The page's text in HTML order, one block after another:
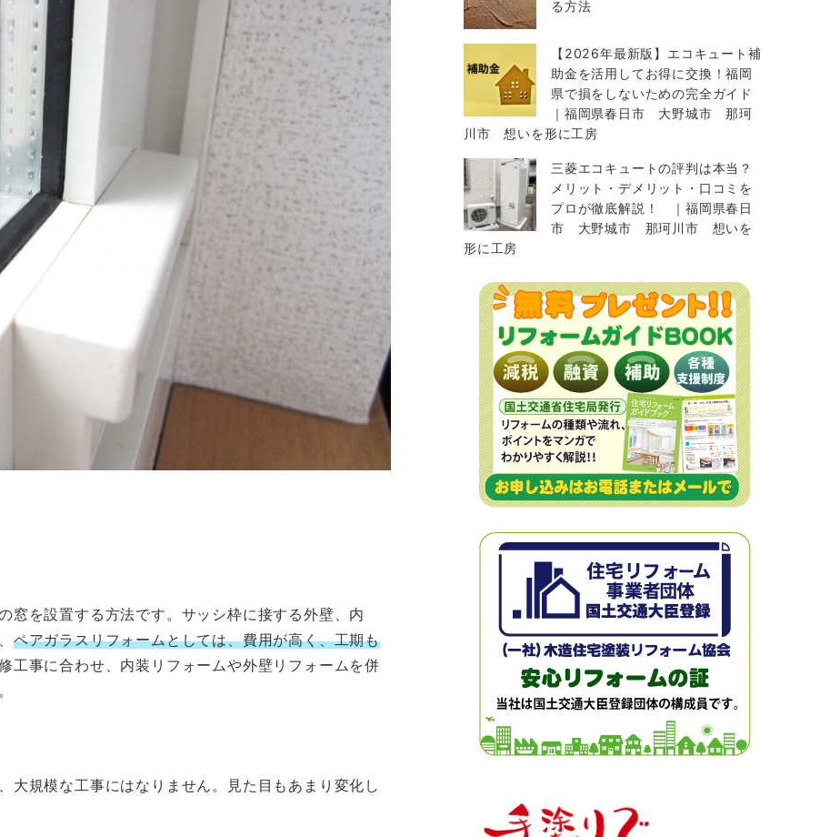
窓を設置する方法です。サッシ枠に接する外壁、内
ペアガラスリフォームとしては、費用が高く、工期も
工事に合わせ、内装リフォームや外壁リフォームを併
大規模な工事にはなりません。見た目もあまり変化し
る方法
【2026年最新版】エコキュート補
助金を活用してお得に交換！福岡
県で損をしないための完全ガイド
｜福岡県春日市 大野城市 那珂
川市 想いを形に工房
三菱エコキュートの評判は本当？
メリット・デメリット・口コミを
プロが徹底解説！ ｜福岡県春日
市 大野城市 那珂川市 想いを
形に工房